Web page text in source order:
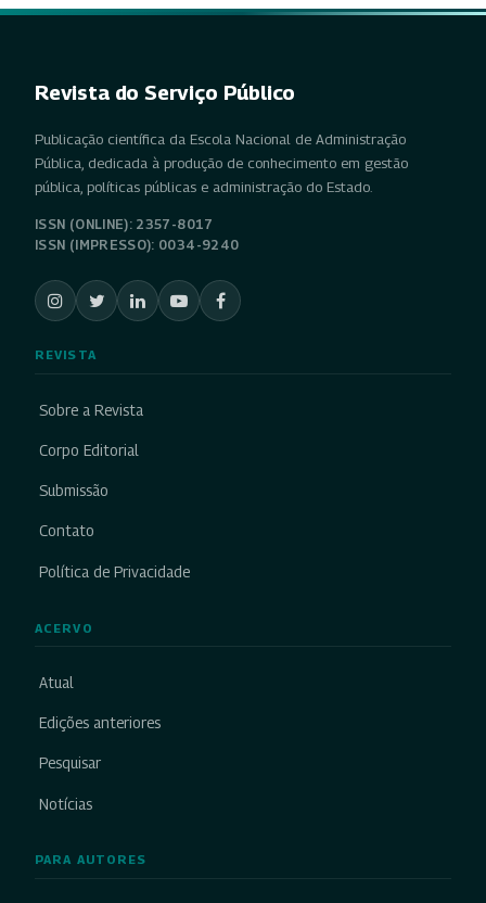
Revista do Serviço Público
Publicação científica da Escola Nacional de Administração
Pública, dedicada à produção de conhecimento em gestão
pública, políticas públicas e administração do Estado.
ISSN (ONLINE): 2357-8017
ISSN (IMPRESSO): 0034-9240
REVISTA
Sobre a Revista
Corpo Editorial
Submissão
Contato
Política de Privacidade
ACERVO
Atual
Edições anteriores
Pesquisar
Notícias
PARA AUTORES